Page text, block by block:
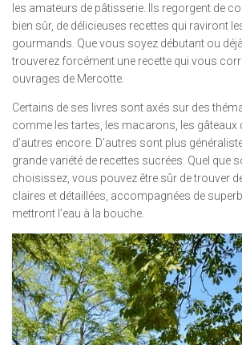
les amateurs de pâtisserie. Ils regorgent de
bien sûr, de délicieuses recettes qui raviront
gourmands. Que vous soyez débutant ou
trouverez forcément une recette qui vous
ouvrages de Mercotte.
Certains de ses livres sont axés sur des
comme les tartes, les macarons, les gâteaux
d’autres encore. D’autres sont plus
grande variété de recettes sucrées. Quel que
choisissez, vous pouvez être sûr de trouver
claires et détaillées, accompagnées de
mettront l’eau à la bouche.